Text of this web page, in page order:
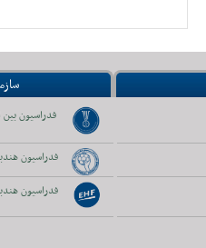
فدراسیون بین
فدراسیون
فدراسیون